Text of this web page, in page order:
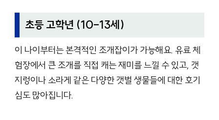
초등 고학년 (10-13세)
이 나이부터는 본격적인 조개잡이가 가능해요. 유료 체
험장에서 큰 조개를 직접 캐는 재미를 느낄 수 있고, 갯
지렁이나 소라게 같은 다양한 갯벌 생물들에 대한 호기
심도 많아집니다.